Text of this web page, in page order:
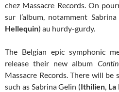
chez Massacre Records. On
sur l’album, notamment
Hellequin) au hurdy-gurdy.
The Belgian epic symphonic
release their new album
Massacre Records. There will be
such as Sabrina Gelin (Ithilien, La